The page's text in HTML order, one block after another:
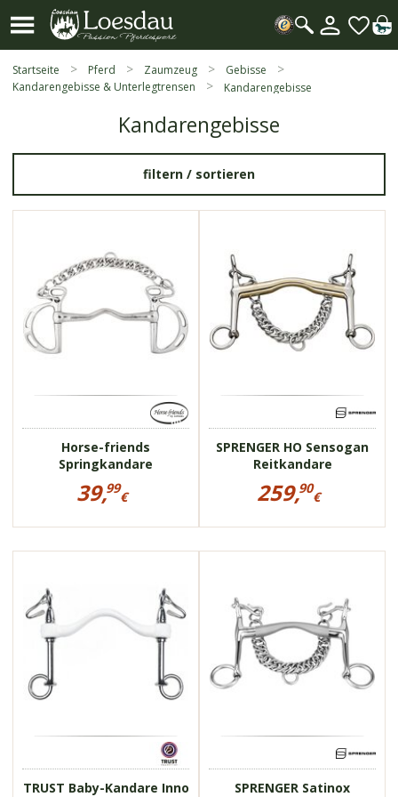
Suche
öffnen
Mein
Startseite Pferd Zaumzeug
Gebisse
Kandarengebisse & Unterlegtrensen
Kandarengebisse
Kandarengebisse
filtern / sortieren
Horse-friends
Springkandare
Preisinformationen
friends
39,99
€
€
SPRENGER HO Sensogan
Reitkandare
Preisinformationen
HO
Reitkandare
259,90
€
€
Sensogan
Reitkandare von
SPRENGER
nickelfreies
Mundstück
angeschrägtes
Mundstück
TRUST Baby-Kandare Inno
für höhere
Dressurklassen
kurze Anzüge
Zungenfreiheit
SPRENGER Satinox